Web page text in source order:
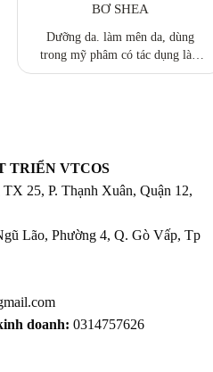
BƠ SHEA
Dưỡng da. làm mên da, dùng
trong mỹ phâm có tác dụng làm
mềm da, chống nứt nẻ da, khô da
TRIỂN VTCOS
25, P. Thạnh Xuân, Quận 12,
Lão, Phường 4, Q. Gò Vấp, Tp
doanh: 0314757626